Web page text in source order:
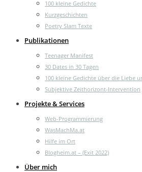
100 kleine Gedichte
Kurzgeschichten
Poetry Slam Texte
Publikationen
Teenager Manifest
30 Dates in 30 Tagen
100 kleine Gedichte über die Liebe
Subjektive Zeithorizont-Intervention
Projekte & Services
Web-Programmierung
WasMachMa.at
Hilfe im Ort
Blogheim.at – (Exit 2022)
Über mich